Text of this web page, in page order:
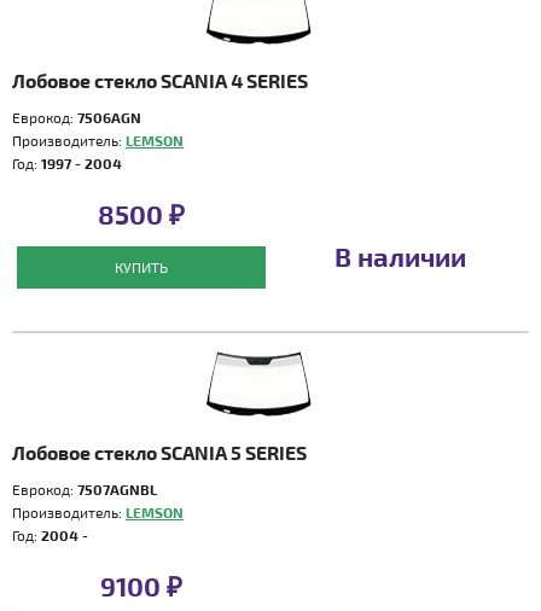
Лобовое стекло SCANIA 4 SERIES
Еврокод: 7506AGN
Производитель: LEMSON
Год: 1997 - 2004
8500 ₽
КУПИТЬ В наличии
Лобовое стекло SCANIA 5 SERIES
Еврокод: 7507AGNBL
Производитель: LEMSON
Год: 2004 -
9100 ₽